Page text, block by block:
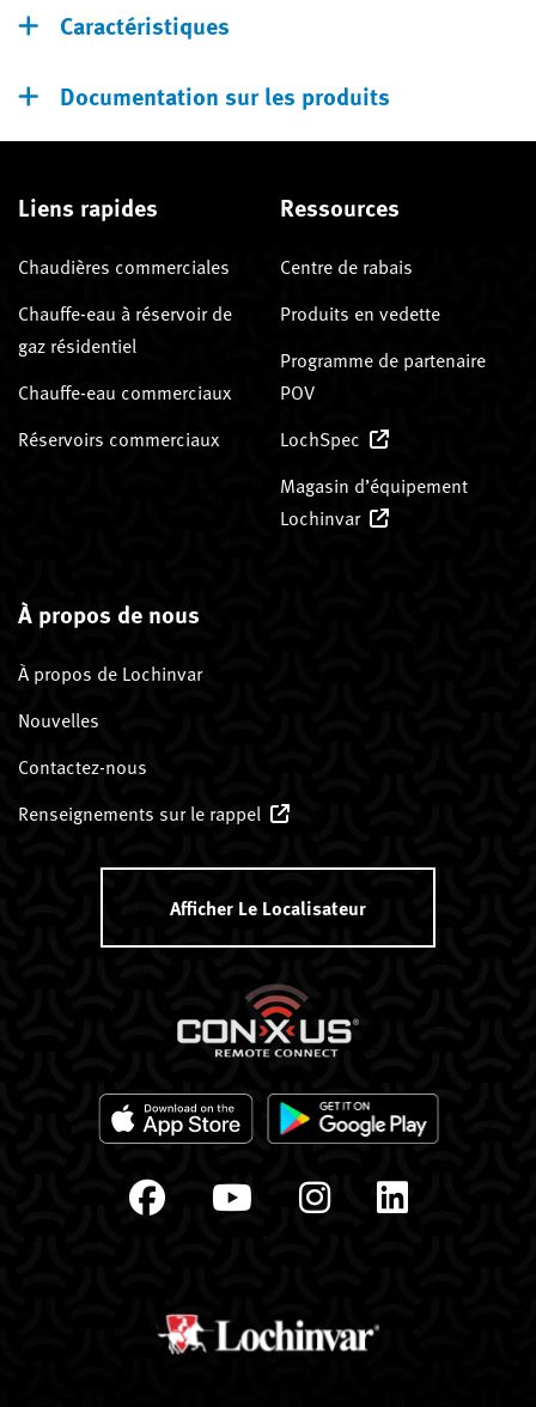
Caractéristiques
Documentation sur les produits
Liens rapides
Chaudières commerciales
Chauffe-eau à réservoir de
gaz résidentiel
Chauffe-eau commerciaux
Réservoirs commerciaux
Ressources
Centre de rabais
Produits en vedette
Programme de partenaire
POV
LochSpec
Magasin d’équipement
Lochinvar
À propos de nous
À propos de Lochinvar
Nouvelles
Contactez-nous
Renseignements sur le rappel
Afficher Le Localisateur